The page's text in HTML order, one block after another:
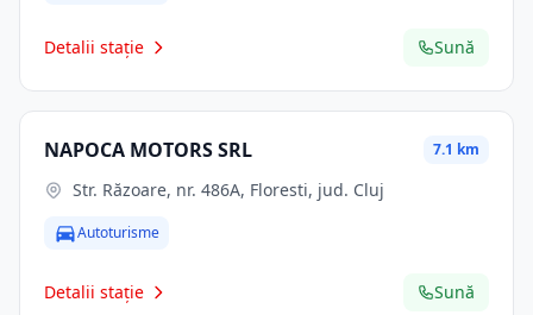
Detalii stație Sună
NAPOCA MOTORS SRL 7.1 km
Str. Răzoare, nr. 486A, Floresti, jud. Cluj
Autoturisme
Detalii stație Sună